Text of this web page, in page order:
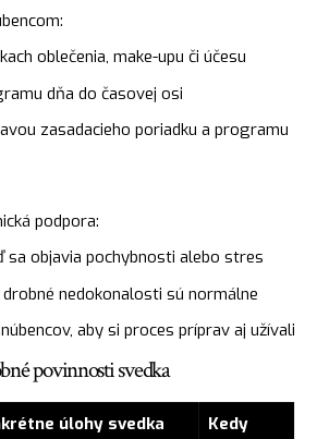
oblečenia, make-upu či účesu
dňa do časovej osi
zasadacieho poriadku a programu
podpora:
sa objavia pochybnosti alebo stres
nedokonalosti sú normálne
aby si proces príprav aj užívali
povinnosti svedka
úlohy svedka
Kedy